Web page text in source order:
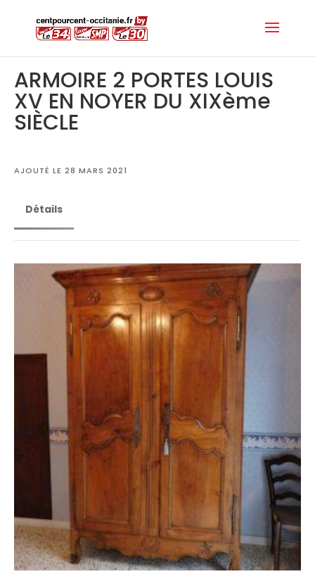
ARMOIRE 2 PORTES LOUIS
XV EN NOYER DU XIXème
SIÈCLE
AJOUTÉ LE 28 MARS 2021
Détails